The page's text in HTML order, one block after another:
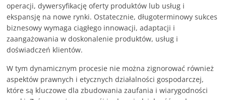
operacji, dywersyfikację oferty produktów lub usług i
ekspansję na nowe rynki. Ostatecznie, długoterminowy sukces
biznesowy wymaga ciągłego innowacji, adaptacji i
zaangażowania w doskonalenie produktów, usług i
doświadczeń klientów.
W tym dynamicznym procesie nie można zignorować również
aspektów prawnych i etycznych działalności gospodarczej,
które są kluczowe dla zbudowania zaufania i wiarygodności